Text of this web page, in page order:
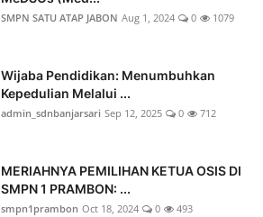
SMPN SATU ATAP JABON Aug 1, 2024 0 1079
Wijaba Pendidikan: Menumbuhkan
Kepedulian Melalui ...
admin_sdnbanjarsari Sep 12, 2025 0 712
MERIAHNYA PEMILIHAN KETUA OSIS DI
SMPN 1 PRAMBON: ...
smpn1prambon Oct 18, 2024 0 493